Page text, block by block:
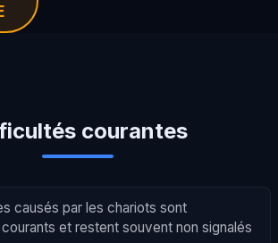
courantes
causés par les chariots sont
et restent souvent non signalés